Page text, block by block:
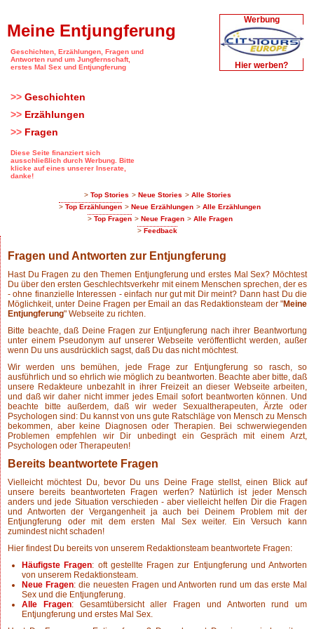
Werbung
Hier werben?
Meine Entjungferung
Geschichten, Erzählungen, Fragen und
Antworten rund um Jungfernschaft,
erstes Mal Sex und Entjungferung
>> Geschichten
>> Erzählungen
>> Fragen
Diese Seite finanziert sich
ausschließlich durch Werbung. Bitte
klicke auf eines unserer Inserate,
danke!
> Top Stories > Neue Stories > Alle Stories
> Top Erzählungen > Neue Erzählungen > Alle Erzählungen
> Top Fragen > Neue Fragen > Alle Fragen
> Feedback
Fragen und Antworten zur Entjungferung
Hast Du Fragen zu den Themen Entjungferung und erstes Mal Sex? Möchtest
Du über den ersten Geschlechtsverkehr mit einem Menschen sprechen, der es
- ohne finanzielle Interessen - einfach nur gut mit Dir meint? Dann hast Du die
Möglichkeit, unter Deine Fragen per Email an das Redaktionsteam der "Meine
Entjungferung" Webseite zu richten.
Bitte beachte, daß Deine Fragen zur Entjungferung nach ihrer Beantwortung
unter einem Pseudonym auf unserer Webseite veröffentlicht werden, außer
wenn Du uns ausdrücklich sagst, daß Du das nicht möchtest.
Wir werden uns bemühen, jede Frage zur Entjungferung so rasch, so
ausführlich und so ehrlich wie möglich zu beantworten. Beachte aber bitte, daß
unsere Redakteure unbezahlt in ihrer Freizeit an dieser Webseite arbeiten,
und daß wir daher nicht immer jedes Email sofort beantworten können. Und
beachte bitte außerdem, daß wir weder Sexualtherapeuten, Ärzte oder
Psychologen sind: Du kannst von uns gute Ratschläge von Mensch zu Mensch
bekommen, aber keine Diagnosen oder Therapien. Bei schwerwiegenden
Problemen empfehlen wir Dir unbedingt ein Gespräch mit einem Arzt,
Psychologen oder Therapeuten!
Bereits beantwortete Fragen
Vielleicht möchtest Du, bevor Du uns Deine Frage stellst, einen Blick auf
unsere bereits beantworteten Fragen werfen? Natürlich ist jeder Mensch
anders und jede Situation verschieden - aber vielleicht helfen Dir die Fragen
und Antworten der Vergangenheit ja auch bei Deinem Problem mit der
Entjungferung oder mit dem ersten Mal Sex weiter. Ein Versuch kann
zumindest nicht schaden!
Hier findest Du bereits von unserem Redaktionsteam beantwortete Fragen:
Häufigste Fragen: oft gestellte Fragen zur Entjungferung und Antworten
von unserem Redaktionsteam.
Neue Fragen: die neuesten Fragen und Antworten rund um das erste Mal
Sex und die Entjungferung.
Alle Fragen: Gesamtübersicht aller Fragen und Antworten rund um
Entjungferung und erstes Mal Sex.